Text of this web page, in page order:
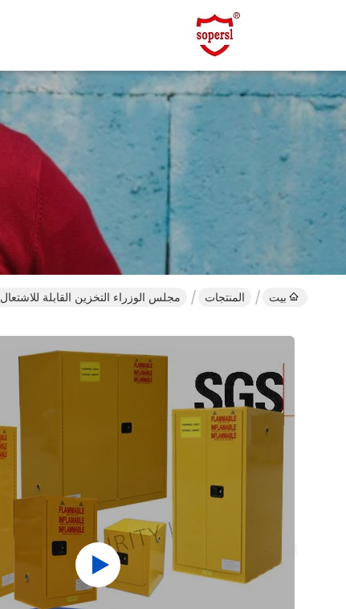
بيت المنتجات مجلس الوزراء التخزين القابلة للاشتعال